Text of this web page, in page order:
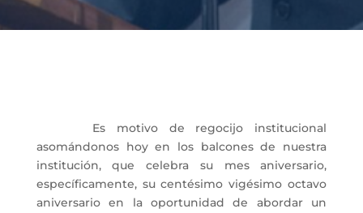
Es motivo de regocijo institucional
asomándonos hoy en los balcones de nuestra
institución, que celebra su mes aniversario,
específicamente, su centésimo vigésimo octavo
aniversario en la oportunidad de abordar un